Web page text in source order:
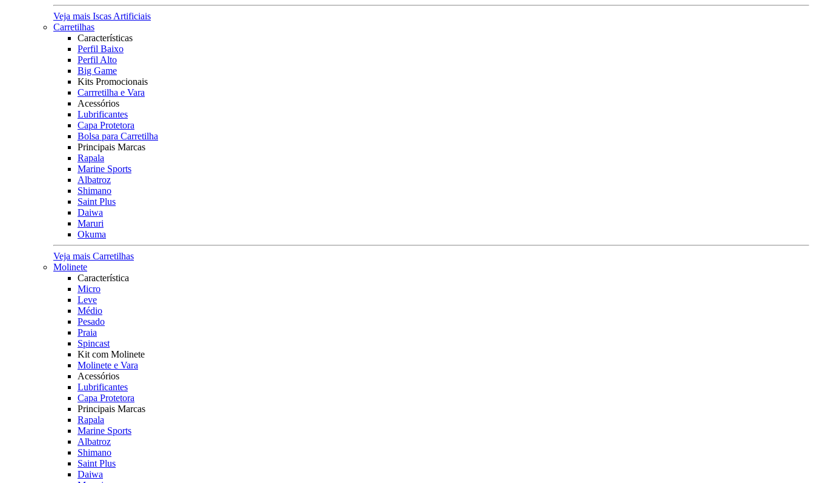
Veja mais Iscas Artificiais
Carretilhas
Características
Perfil Baixo
Perfil Alto
Big Game
Kits Promocionais
Carrretilha e Vara
Acessórios
Lubrificantes
Capa Protetora
Bolsa para Carretilha
Principais Marcas
Rapala
Marine Sports
Albatroz
Shimano
Saint Plus
Daiwa
Maruri
Okuma
Veja mais Carretilhas
Molinete
Característica
Micro
Leve
Médio
Pesado
Praia
Spincast
Kit com Molinete
Molinete e Vara
Acessórios
Lubrificantes
Capa Protetora
Principais Marcas
Rapala
Marine Sports
Albatroz
Shimano
Saint Plus
Daiwa